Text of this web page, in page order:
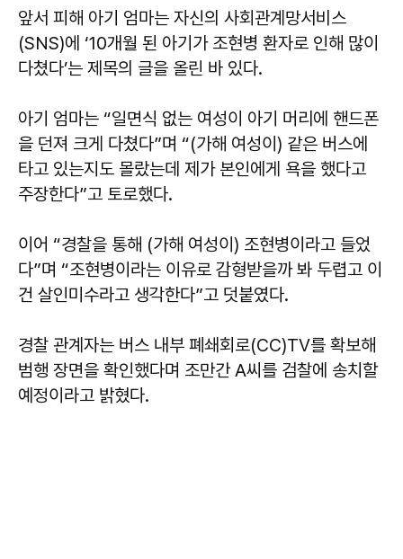
앞서 피해 아기 엄마는 자신의 사회관계망서비스
(SNS)에 ‘10개월 된 아기가 조현병 환자로 인해 많이
다쳤다’는 제목의 글을 올린 바 있다.
아기 엄마는 “일면식 없는 여성이 아기 머리에 핸드폰
을 던져 크게 다쳤다”며 “(가해 여성이) 같은 버스에
타고 있는지도 몰랐는데 제가 본인에게 욕을 했다고
주장한다”고 토로했다.
이어 “경찰을 통해 (가해 여성이) 조현병이라고 들었
다”며 “조현병이라는 이유로 감형받을까 봐 두렵고 이
건 살인미수라고 생각한다”고 덧붙였다.
경찰 관계자는 버스 내부 폐쇄회로(CC)TV를 확보해
범행 장면을 확인했다며 조만간 A씨를 검찰에 송치할
예정이라고 밝혔다.